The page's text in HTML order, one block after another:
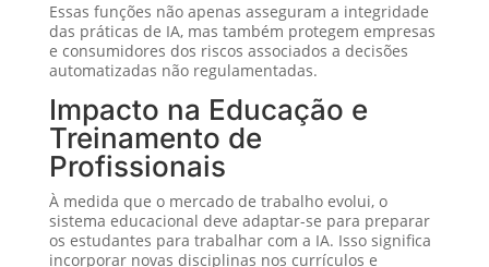
Essas funções não apenas asseguram a integridade
das práticas de IA, mas também protegem empresas
e consumidores dos riscos associados a decisões
automatizadas não regulamentadas.
Impacto na Educação e
Treinamento de
Profissionais
À medida que o mercado de trabalho evolui, o
sistema educacional deve adaptar-se para preparar
os estudantes para trabalhar com a IA. Isso significa
incorporar novas disciplinas nos currículos e